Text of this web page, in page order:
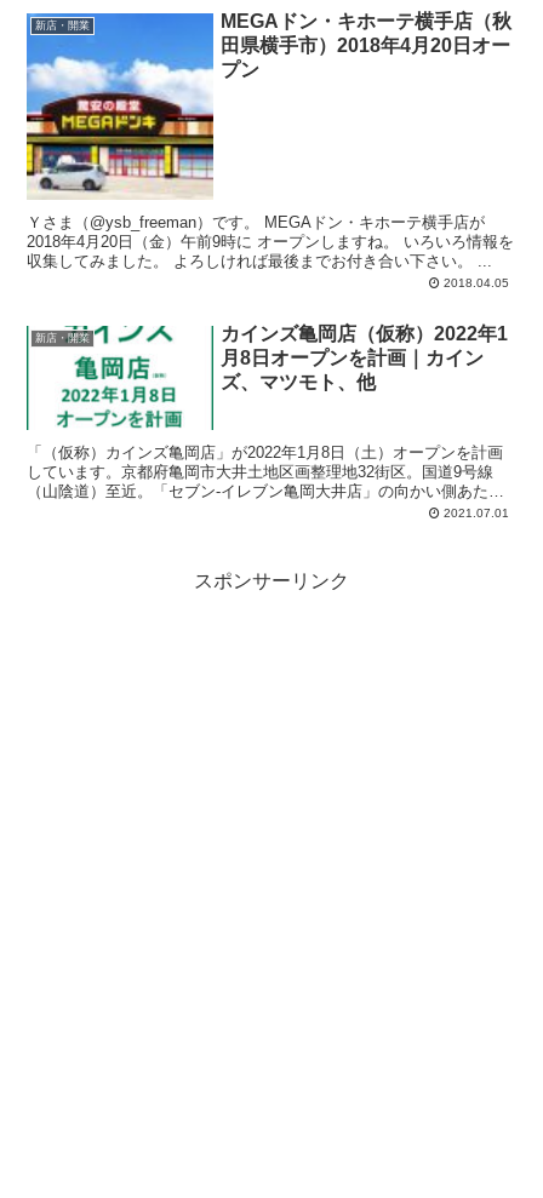
新店・開業
MEGAドン・キホーテ横手店（秋
田県横手市）2018年4月20日オー
プン
Ｙさま（@ysb_freeman）です。 MEGAドン・キホーテ横手店が
2018年4月20日（金）午前9時に オープンしますね。 いろいろ情報を
2018.04.05
新店・開業
カインズ亀岡店（仮称）2022年1
月8日オープンを計画｜カイン
ズ、マツモト、他
「（仮称）カインズ亀岡店」が2022年1月8日（土）オープンを計画
しています。京都府亀岡市大井土地区画整理地32街区。国道9号線
（山陰道）至近。「セブン-イレブン亀岡大井店」の向かい側あた
り。「京都トヨベット亀岡店」から道路を隔てた南側。計画では、店
2021.07.01
スポンサーリンク